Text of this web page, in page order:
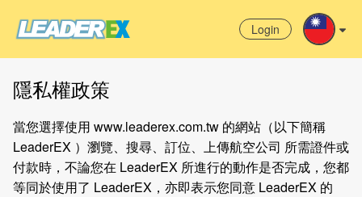
Login
隱私權政策
當您選擇使用 www.leaderex.com.tw 的網站（以下簡稱
LeaderEX ）瀏覽、搜尋、訂位、上傳航空公司 所需證件或
付款時，不論您在 LeaderEX 所進行的動作是否完成，您都
等同於使用了 LeaderEX，亦即表示您同意 LeaderEX 的